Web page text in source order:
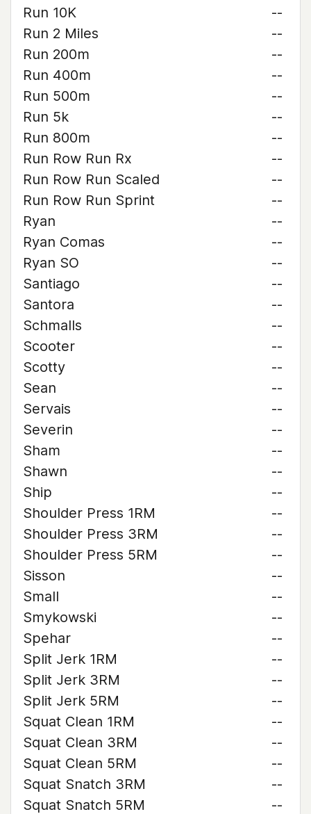
Run 10K
--
Run 2 Miles
--
Run 200m
--
Run 400m
--
Run 500m
--
Run 5k
--
Run 800m
--
Run Row Run Rx
--
Run Row Run Scaled
--
Run Row Run Sprint
--
Ryan
--
Ryan Comas
--
Ryan SO
--
Santiago
--
Santora
--
Schmalls
--
Scooter
--
Scotty
--
Sean
--
Servais
--
Severin
--
Sham
--
Shawn
--
Ship
--
Shoulder Press 1RM
--
Shoulder Press 3RM
--
Shoulder Press 5RM
--
Sisson
--
Small
--
Smykowski
--
Spehar
--
Split Jerk 1RM
--
Split Jerk 3RM
--
Split Jerk 5RM
--
Squat Clean 1RM
--
Squat Clean 3RM
--
Squat Clean 5RM
--
Squat Snatch 3RM
--
Squat Snatch 5RM
--